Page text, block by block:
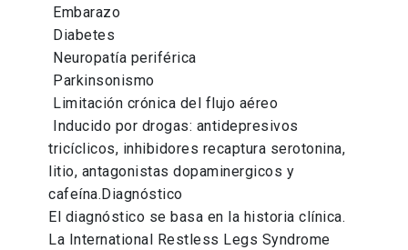
 Embarazo
 Diabetes
 Neuropatía periférica
 Parkinsonismo
 Limitación crónica del flujo aéreo
 Inducido por drogas: antidepresivos
tricíclicos, inhibidores recaptura serotonina,
litio, antagonistas dopaminergicos y
cafeína.Diagnóstico
El diagnóstico se basa en la historia clínica.
La International Restless Legs Syndrome